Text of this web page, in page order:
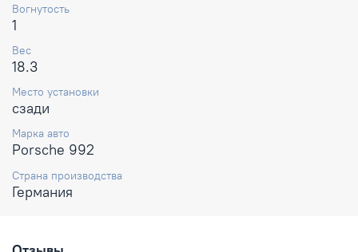
Вогнутость
1
Вес
18.3
Место установки
сзади
Марка авто
Porsche 992
Страна производства
Германия